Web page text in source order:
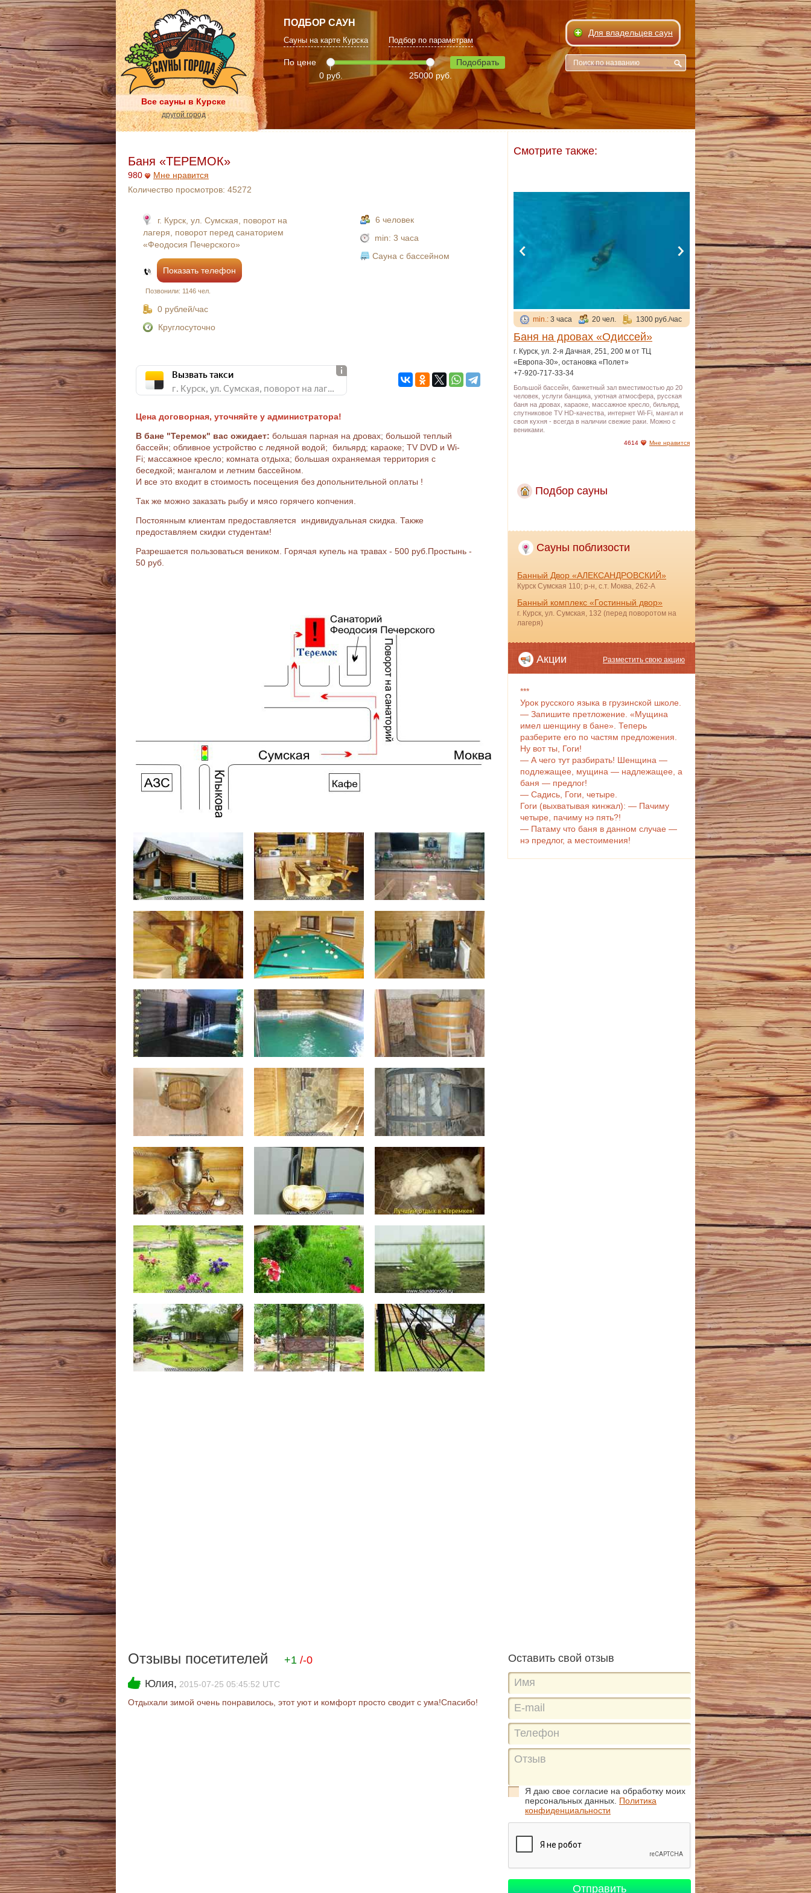
Все сауны в Курске
другой город
ПОДБОР САУН
Сауны на карте Курска Подбор по параметрам
По цене
0 руб.
25000 руб.
Подобрать
Для владельцев саун
Баня «ТЕРЕМОК»
980
Мне нравится
Количество просмотров: 45272
г. Курск, ул. Сумская, поворот на
лагеря, поворот перед санаторием
«Феодосия Печерского»
Показать телефон
Позвонили: 1146 чел.
0 рублей/час
Круглосуточно
6 человек
min: 3 часа
Сауна с бассейном
Вызвать такси
г. Курск, ул. Сумская, поворот на лагеря, поворот перед санаторием «Феодосия Печерского»
Цена договорная, уточняйте у администратора!
В бане "Теремок" вас ожидает: большая парная на дровах; большой теплый
бассейн; обливное устройство с ледяной водой; бильярд; караоке; TV DVD и Wi-
Fi; массажное кресло; комната отдыха; большая охраняемая территория с
беседкой; мангалом и летним бассейном.
И все это входит в стоимость посещения без допольнительной оплаты !
Так же можно заказать рыбу и мясо горячего копчения.
Постоянным клиентам предоставляется индивидуальная скидка. Также
предоставляем скидки студентам!
Разрешается пользоваться веником. Горячая купель на травах - 500 руб.Простынь -
50 руб.
Смотрите также:
min.: 3 часа 20 чел. 1300 руб./час
Баня на дровах «Одиссей»
г. Курск, ул. 2-я Дачная, 251, 200 м от ТЦ
«Европа-30», остановка «Полет»
+7-920-717-33-34
Большой бассейн, банкетный зал вместимостью до 20
человек, услуги банщика, уютная атмосфера, русская
баня на дровах, караоке, массажное кресло, бильярд,
спутниковое TV HD-качества, интернет Wi-Fi, мангал и
своя кухня - всегда в наличии свежие раки. Можно с
вениками.
4614 Мне нравится
Подбор сауны
Сауны поблизости
Банный Двор «АЛЕКСАНДРОВСКИЙ»
Курск Сумская 110; р-н, с.т. Моква, 262-А
Банный комплекс «Гостинный двор»
г. Курск, ул. Сумская, 132 (перед поворотом на
лагеря)
Акции Разместить свою акцию
***
Урок русского языка в грузинской школе.
— Запишите претложение. «Мущина
имел шенщину в бане». Теперь
разберите его по частям предложения.
Ну вот ты, Гоги!
— А чего тут разбирать! Шенщина —
подлежащее, мущина — надлежащее, а
баня — предлог!
— Садись, Гоги, четыре.
Гоги (выхватывая кинжал): — Пачиму
четыре, пачиму нэ пять?!
— Патаму что баня в данном случае —
нэ предлог, а местоимения!
Отзывы посетителей +1 /-0
Юлия, 2015-07-25 05:45:52 UTC
Отдыхали зимой очень понравилось, этот уют и комфорт просто сводит с ума!Спасибо!
Оставить свой отзыв
Я даю свое согласие на обработку моих
персональных данных. Политика
конфиденциальности